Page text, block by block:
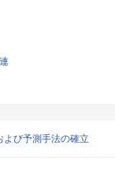
び予測手法の確立